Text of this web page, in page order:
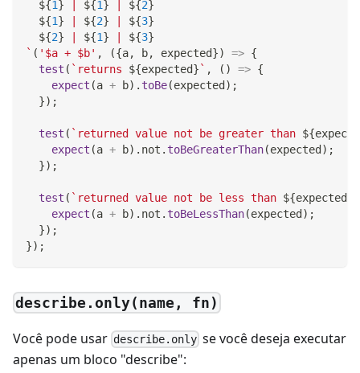
${1} ${1} ${2}
${1} ${2} ${3}
${2} ${1} ${3}
` ( '$a + $b' , ({a, b, expected}) => {
test ( ` returns ${expected} ` , ( ) => {
expect (a + b) . toBe(expected ) ;
}) ;
test ( ` returned value not be greater than ${
expect (a + b) . not . toBeGreaterThan(expected ) ;
}) ;
test ( ` returned value not be less than ${expected
expect (a + b) . not . toBeLessThan(expected ) ;
}) ;
}) ;
describe.only(name, fn)
Você pode usar describe.only se você deseja executar
apenas um bloco "describe":